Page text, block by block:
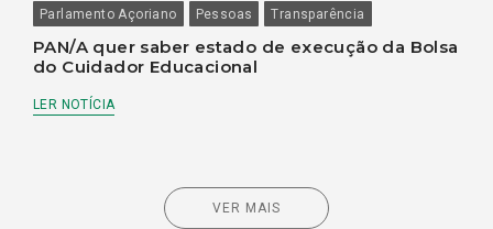
Parlamento Açoriano
Pessoas Transparência
PAN/A quer saber estado de execução da Bolsa
do Cuidador Educacional
LER NOTÍCIA
VER MAIS